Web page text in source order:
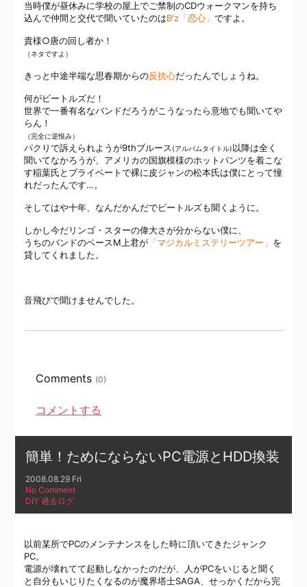
当時僕が昼休みに学校の屋上でご禁制のCDウォークマンを持ち
込んで仲間と交代で聞いていたのはB'z「恋心」 ですよ。
貴様○唐の回し者か！
（ネタですよ）
きっと中途半端な思春期からの反抗心だったんでしょうね。
何がビートルズだ！
世界で一番有名なバンドだろうがこうなったら意地でも聞いてや
らん！
（完全に逆恨み）
パクりで訴えられようが9thブルース (アルバムタイトル)以降は全く
聞いてなかろうが、アメリカの国旗模様のホットパンツを着こな
す稲葉氏とプライベートで裸に皮ジャンの松本氏は僕にとって憧
れだったんです…。
そしてはや十年、なんだかんだでビートルズも聞くように。
しかし今だリンゴ・スターの偉大さが分からない僕に、
うちのバンドのベースM上君が「マジカルミステリーツアー」 を
貸してくれました。
音飛びで聞けませんでした。
Comments (0)
コメントする
簡単！ためにならないPC電源とHDD換装
2008.08.29 Fri
No Comment
DIY,過去ログ
以前某所でPCのメンテナンスをした時に頂いてきたジャンク
PC。
電源が壊れてて起動しなかったのだが、人がPCをいじると聞く
と自分もいじりたくなるのが魔界塔士SAGA、せっかくだから完